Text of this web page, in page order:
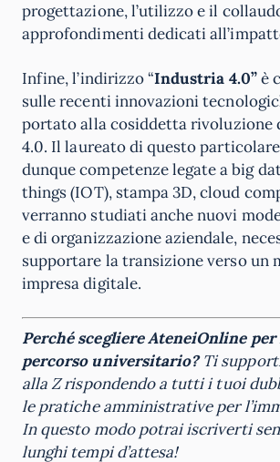
progettazione, l’utilizzo e il
approfondimenti dedicati
Infine, l’indirizzo “Industria 4.0”è
sulle recenti innovazioni
portato alla cosiddetta rivoluzione
4.0. Il laureato di questo
dunque competenze legate a big
things (IOT), stampa 3D, cloud
verranno studiati anche nuovi
e di organizzazione aziendale,
supportare la transizione verso un
impresa digitale.
Perché scegliere AteneiOnline
percorso universitario?Ti
alla Z rispondendo a tutti i tuoi
le pratiche amministrative per
In questo modo potrai iscriverti
lunghi tempi d’attesa!